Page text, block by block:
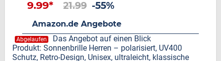
9.99* 21.99 -55%
Amazon.de Angebote
Abgelaufen
Das Angebot auf einen Blick
Produkt: Sonnenbrille Herren – polarisiert, UV400
Schutz, Retro-Design, Unisex, ultraleicht, klassische